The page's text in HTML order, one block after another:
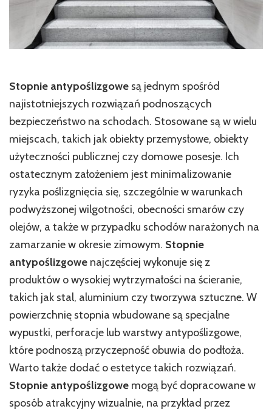
Stopnie antypoślizgowe są jednym spośród
najistotniejszych rozwiązań podnoszących
bezpieczeństwo na schodach. Stosowane są w wielu
miejscach, takich jak obiekty przemysłowe, obiekty
użyteczności publicznej czy domowe posesje. Ich
ostatecznym założeniem jest minimalizowanie
ryzyka poślizgnięcia się, szczególnie w warunkach
podwyższonej wilgotności, obecności smarów czy
olejów, a także w przypadku schodów narażonych na
zamarzanie w okresie zimowym. Stopnie
antypoślizgowe najczęściej wykonuje się z
produktów o wysokiej wytrzymałości na ścieranie,
takich jak stal, aluminium czy tworzywa sztuczne. W
powierzchnię stopnia wbudowane są specjalne
wypustki, perforacje lub warstwy antypoślizgowe,
które podnoszą przyczepność obuwia do podłoża.
Warto także dodać o estetyce takich rozwiązań.
Stopnie antypoślizgowe mogą być dopracowane w
sposób atrakcyjny wizualnie, na przykład przez